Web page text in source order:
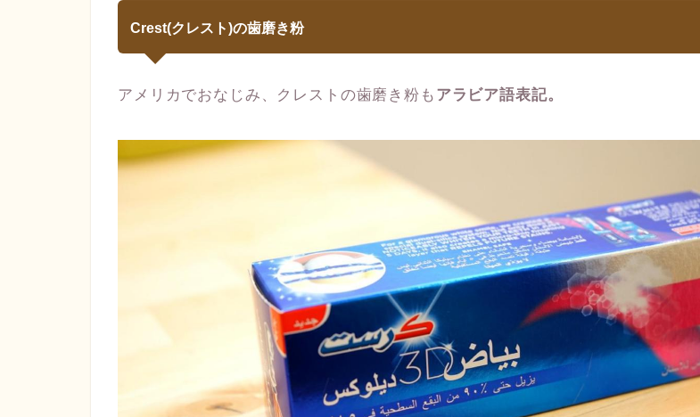
Crest(クレスト)の歯磨き粉
アメリカでおなじみ、クレストの歯磨き粉も アラビア語表記。